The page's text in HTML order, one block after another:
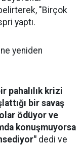
"Birçok
yaptı.
yeniden
pahalılık krizi
bir savaş
ödüyor ve
konuşmuyorsa
dedi ve